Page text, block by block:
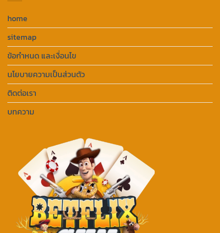
home
sitemap
ข้อกำหนด และเงื่อนไข
นโยบายความเป็นส่วนตัว
ติดต่อเรา
บทความ